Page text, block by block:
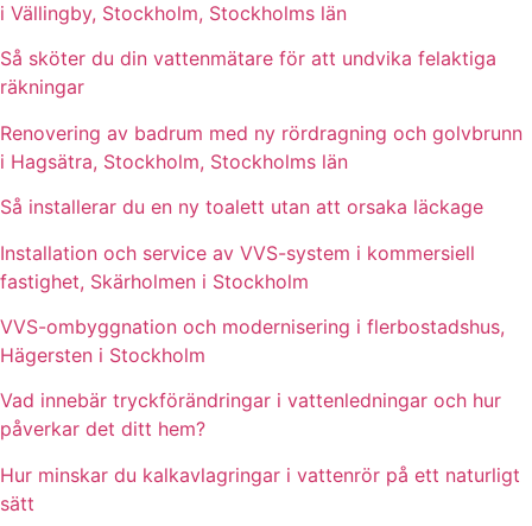
i Vällingby, Stockholm, Stockholms län
Så sköter du din vattenmätare för att undvika felaktiga
räkningar
Renovering av badrum med ny rördragning och golvbrunn
i Hagsätra, Stockholm, Stockholms län
Så installerar du en ny toalett utan att orsaka läckage
Installation och service av VVS-system i kommersiell
fastighet, Skärholmen i Stockholm
VVS-ombyggnation och modernisering i flerbostadshus,
Hägersten i Stockholm
Vad innebär tryckförändringar i vattenledningar och hur
påverkar det ditt hem?
Hur minskar du kalkavlagringar i vattenrör på ett naturligt
sätt